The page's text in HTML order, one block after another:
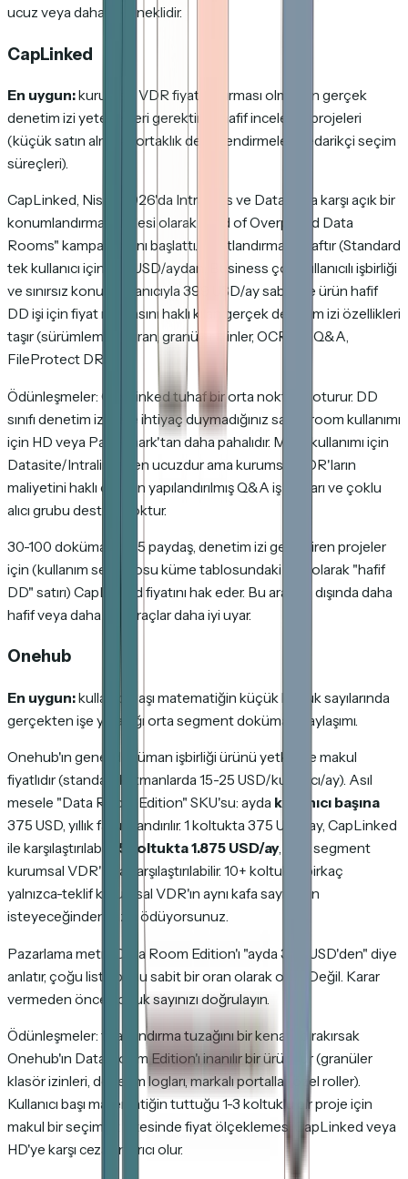
ucuz veya daha yeteneklidir.
CapLinked
En uygun:kurumsal VDR fiyatlandırması olmadan gerçek
denetim izi yetenekleri gerektiren hafif inceleme projeleri
(küçük satın almalar, ortaklık değerlendirmeleri, tedarikçi seçim
süreçleri).
CapLinked, Nisan 2026'da Intralinks ve Datasite'a karşı açık bir
konumlandırma hamlesi olarak "End of Overpriced Data
Rooms" kampanyasını başlattı. Fiyatlandırma şeffaftır (Standard
tek kullanıcı için 149 USD/aydan; Business çok kullanıcılı işbirliği
ve sınırsız konuk kullanıcıyla 399 USD/ay sabit) ve ürün hafif
DD işi için fiyat noktasını haklı kılan gerçek denetim izi özellikleri
taşır (sürümleme, filigran, granüler izinler, OCR, EZ Q&A,
FileProtect DRM).
Ödünleşmeler: CapLinked tuhaf bir orta noktada oturur. DD
sınıfı denetim izlerine ihtiyaç duymadığınız sales-room kullanımı
için HD veya Papermark'tan daha pahalıdır. M&A kullanımı için
Datasite/Intralinks'ten ucuzdur ama kurumsal VDR'ların
maliyetini haklı çıkaran yapılandırılmış Q&A iş akışları ve çoklu
alıcı grubu desteği yoktur.
30-100 doküman, 5-15 paydaş, denetim izi gerektiren projeler
için (kullanım senaryosu küme tablosundaki tam olarak "hafif
DD" satırı) CapLinked fiyatını hak eder. Bu aralığın dışında daha
hafif veya daha ağır araçlar daha iyi uyar.
Onehub
En uygun:kullanıcı başı matematiğin küçük koltuk sayılarında
gerçekten işe yaradığı orta segment doküman paylaşımı.
Onehub'ın genel doküman işbirliği ürünü yetkin ve makul
fiyatlıdır (standart katmanlarda 15-25 USD/kullanıcı/ay). Asıl
mesele "Data Room Edition" SKU'su: ayda kullanıcı başına
375 USD, yıllık faturalandırılır. 1 koltukta 375 USD/ay, CapLinked
ile karşılaştırılabilir. 5 koltukta 1.875 USD/ay, orta segment
kurumsal VDR'larla karşılaştırılabilir. 10+ koltukta birkaç
yalnızca-teklif kurumsal VDR'ın aynı kafa sayısı için
isteyeceğinden fazla ödüyorsunuz.
Pazarlama metni Data Room Edition'ı "ayda 375 USD'den" diye
anlatır, çoğu liste bunu sabit bir oran olarak okur. Değil. Karar
vermeden önce koltuk sayınızı doğrulayın.
Ödünleşmeler: fiyatlandırma tuzağını bir kenara bırakırsak
Onehub'ın Data Room Edition'ı inanılır bir üründür (granüler
klasör izinleri, denetim logları, markalı portallar, özel roller).
Kullanıcı başı matematiğin tuttuğu 1-3 koltuklu bir proje için
makul bir seçimdir. Ötesinde fiyat ölçeklemesi CapLinked veya
HD'ye karşı cezalandırıcı olur.